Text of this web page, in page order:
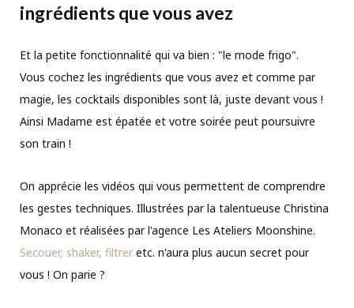
ingrédients que vous avez
Et la petite fonctionnalité qui va bien : "le mode frigo".
Vous cochez les ingrédients que vous avez et comme par
magie, les cocktails disponibles sont là, juste devant vous !
Ainsi Madame est épatée et votre soirée peut poursuivre
son train !
On apprécie les vidéos qui vous permettent de comprendre
les gestes techniques. Illustrées par la talentueuse Christina
Monaco et réalisées par l'agence Les Ateliers Moonshine.
Secouer, shaker, filtrer etc. n'aura plus aucun secret pour
vous ! On parie ?